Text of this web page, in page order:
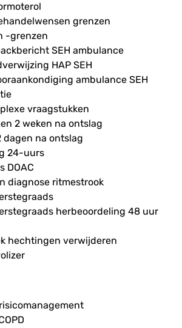
grenzen
-grenzen
SEH ambulance
HAP SEH
ambulance SEH
vraagstukken
2 weken na ontslag
dagen na ontslag
24-uurs
DOAC
diagnose ritmestrook
herbeoordeling 48 uur
hechtingen verwijderen